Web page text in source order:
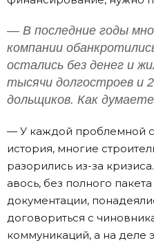
— В последние годы
компании
остались без денег и
тысячи долгостроев и
дольщиков. Как
— У каждой проблемной
история, многие
разорились из-за
авось, без полного
документации,
договориться с
коммуникаций, а на деле